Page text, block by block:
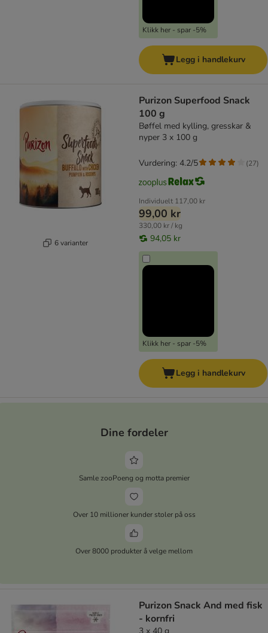
Klikk her - spar -5%
Legg i handlekurv
6 varianter
Purizon Superfood Snack
100 g
Bøffel med kylling, gresskar &
nyper 3 x 100 g
Individuelt 117,00 kr
99,00 kr
330,00 kr / kg
94,05 kr
Klikk her - spar -5%
Vurdering: 4.2/5 (27)
Legg i handlekurv
Dine fordeler
Samle zooPoeng og motta premier
Over 10 millioner kunder stoler på oss
Over 8000 produkter å velge mellom
Purizon Snack And med fisk
- kornfri